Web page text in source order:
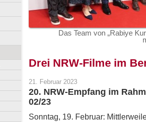
Das Team von „Rabiye
Drei NRW-Filme im
21. Februar 2023
20. NRW-Empfang im
02/23
Sonntag, 19. Februar: